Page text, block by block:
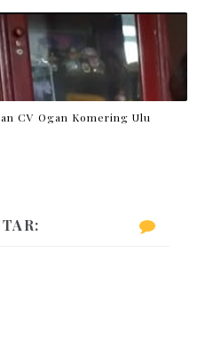
CV Ogan Komering Ulu